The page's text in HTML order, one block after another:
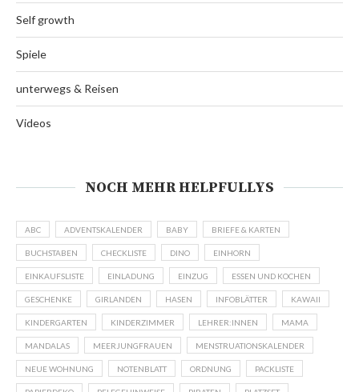
Self growth
Spiele
unterwegs & Reisen
Videos
NOCH MEHR HELPFULLYS
ABC ADVENTSKALENDER BABY BRIEFE & KARTEN
BUCHSTABEN CHECKLISTE DINO EINHORN
EINKAUFSLISTE EINLADUNG EINZUG ESSEN UND KOCHEN
GESCHENKE GIRLANDEN HASEN INFOBLÄTTER KAWAII
KINDERGARTEN KINDERZIMMER LEHRER:INNEN MAMA
MANDALAS MEERJUNGFRAUEN MENSTRUATIONSKALENDER
NEUE WOHNUNG NOTENBLATT ORDNUNG PACKLISTE